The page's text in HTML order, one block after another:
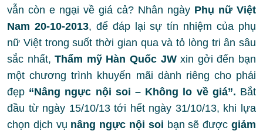
vẫn còn e ngại về giá cả? Nhân ngày Phụ nữ Việt
Nam 20-10-2013, để đáp lại sự tín nhiệm của phụ
nữ Việt trong suốt thời gian qua và tỏ lòng tri ân sâu
sắc nhất,Thẩm mỹ Hàn Quốc JWxin gởi đến bạn
một chương trình khuyến mãi dành riêng cho phái
đẹp “Nâng ngực nội soi – Không lo về giá”. Bắt
đầu từ ngày 15/10/13 tới hết ngày 31/10/13, khi lựa
chọn dịch vụ nâng ngực nội soi bạn sẽ đượcgiảm